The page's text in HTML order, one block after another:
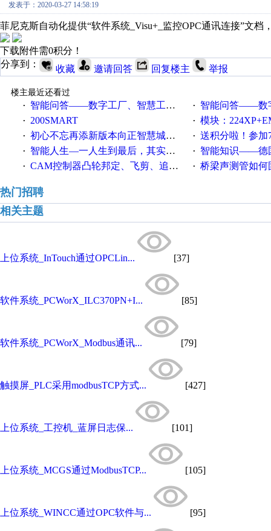
发表于：2020-03-27 14:58:19
菲尼克斯自动化提供“软件系统_Visu+_监控OPC通讯连接”文档
下载附件需0积分！
分享到：
收藏 邀请回答 回复楼主 举报
楼主最近还看过
·
智能问答——数字工厂、智慧工厂和智能制造三者的区别是什么？ · 智能问答——数字化工厂与
· 200SMART · 模块：
· 初心不忘再添新版本向正智慧城市云展厅3.0版亮相 · 送积分啦！参加7月6日
· 智能人生—一人生到最后，其实拼的都是人品 · 智能知识——德国工业崛起
· CAM控制器凸轮邦定、飞剪、追剪等C功能块 · 桥梁声测管如何固
热门招聘
相关主题
上位系统_InTouch通过OPCLin... [37]
软件系统_PCWorX_ILC370PN+I... [85]
软件系统_PCWorX_Modbus通讯... [79]
触摸屏_PLC采用modbusTCP方式... [427]
上位系统_工控机_蓝屏日志保... [101]
上位系统_MCGS通过ModbusTCP... [105]
上位系统_WINCC通过OPC软件与... [95]